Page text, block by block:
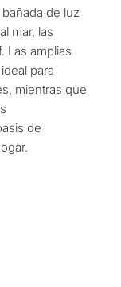
de luz
mar, las
Las amplias
para
mientras que
de